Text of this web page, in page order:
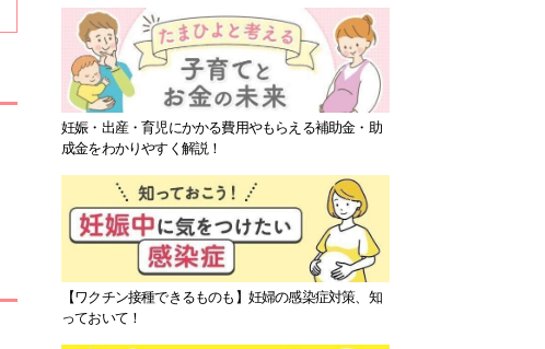
妊娠・出産・育児にかかる費用やもらえる補助金・助
成金をわかりやすく解説！
【ワクチン接種できるものも】妊婦の感染症対策、知
っておいて！